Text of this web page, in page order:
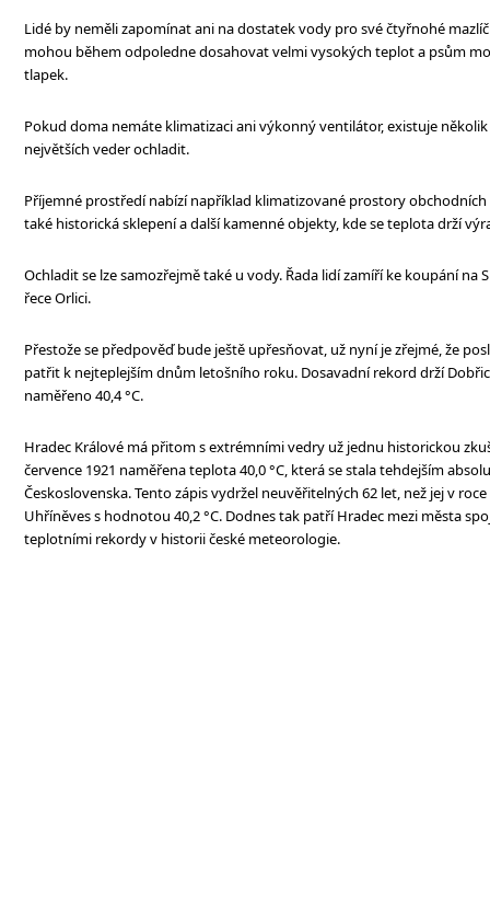
Lidé by neměli zapomínat ani na dostatek vody pro své čtyřnohé
mohou během odpoledne dosahovat velmi vysokých teplot a psům
tlapek.
Pokud doma nemáte klimatizaci ani výkonný ventilátor, existuje
největších veder ochladit.
Příjemné prostředí nabízí například klimatizované prostory
také historická sklepení a další kamenné objekty, kde se teplota drží
Ochladit se lze samozřejmě také u vody. Řada lidí zamíří ke koupání na
řece Orlici.
Přestože se předpověď bude ještě upřesňovat, už nyní je zřejmé, že
patřit k nejteplejším dnům letošního roku. Dosavadní rekord drží
naměřeno 40,4 °C.
Hradec Králové má přitom s extrémními vedry už jednu historickou
července 1921 naměřena teplota 40,0 °C, která se stala tehdejším
Československa. Tento zápis vydržel neuvěřitelných 62 let, než jej v
Uhříněves s hodnotou 40,2 °C. Dodnes tak patří Hradec mezi města
teplotními rekordy v historii české meteorologie.